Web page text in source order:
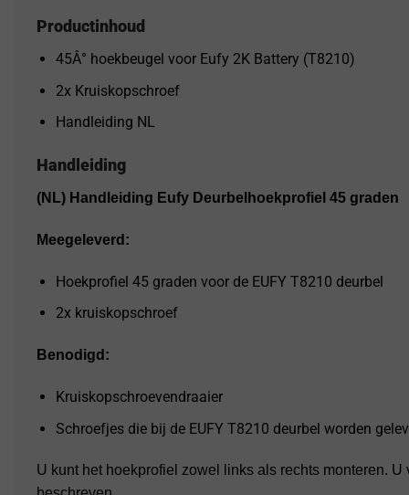
Productinhoud
45Â° hoekbeugel voor Eufy 2K Battery (T8210)
2x Kruiskopschroef
Handleiding NL
Handleiding
(NL) Handleiding Eufy Deurbelhoekprofiel 45 graden
Meegeleverd:
Hoekprofiel 45 graden voor de EUFY T8210 deurbel
2x kruiskopschroef
Benodigd:
Kruiskopschroevendraaier
Schroefjes die bij de EUFY T8210 deurbel worden
U kunt het hoekprofiel zowel links als rechts monteren.